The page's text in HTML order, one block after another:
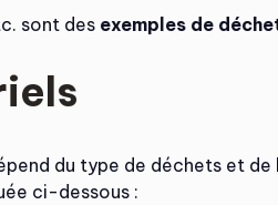
sont des exemples de
du type de déchets et de
ci-dessous :